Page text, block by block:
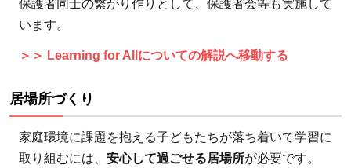
こと
は？
5.1
で支
援
5.1.1
保護者同士の繋がり作りとして、保護者会等も実施して
います。
＞＞ Learning for Allについての解説へ移動する
居場所づくり
家庭環境に課題を抱える子どもたちが落ち着いて学習に
取り組むには、 安心して過ごせる居場所が必要です。